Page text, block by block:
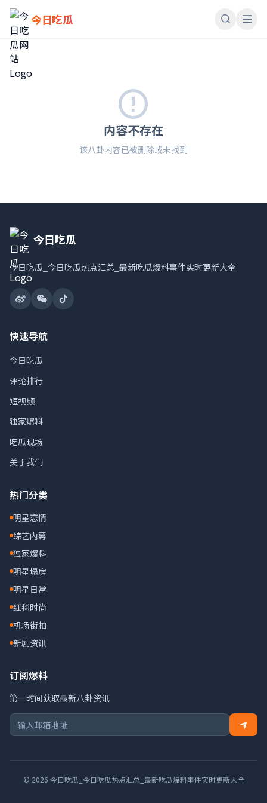
今日吃瓜
内容不存在
该八卦内容已被删除或未找到
今日吃瓜
今日吃瓜_今日吃瓜热点汇总_最新吃瓜爆料事件实时更新大全
快速导航
今日吃瓜
评论排行
短视频
独家爆料
吃瓜现场
关于我们
热门分类
明星恋情
综艺内幕
独家爆料
明星塌房
明星日常
红毯时尚
机场街拍
新剧资讯
订阅爆料
第一时间获取最新八卦资讯
© 2026 今日吃瓜_今日吃瓜热点汇总_最新吃瓜爆料事件实时更新大全